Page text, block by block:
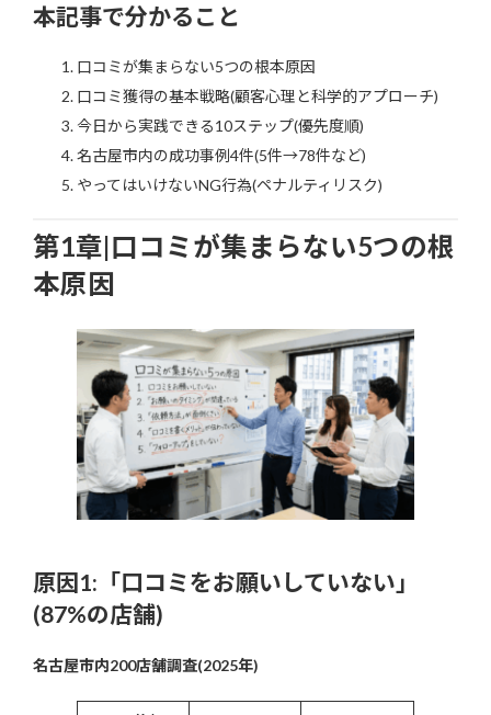
本記事で分かること
口コミが集まらない5つの根本原因
口コミ獲得の基本戦略(顧客心理と科学的アプローチ)
今日から実践できる10ステップ(優先度順)
名古屋市内の成功事例4件(5件→78件など)
やってはいけないNG行為(ペナルティリスク)
第1章|口コミが集まらない5つの根
本原因
原因1:「口コミをお願いしていない」
(87%の店舗)
名古屋市内200店舗調査(2025年)